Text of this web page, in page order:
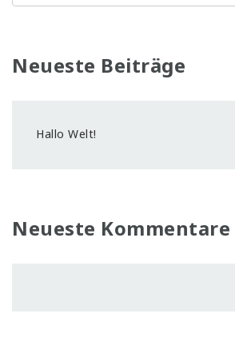
Neueste Beiträge
Hallo Welt!
Neueste Kommentare